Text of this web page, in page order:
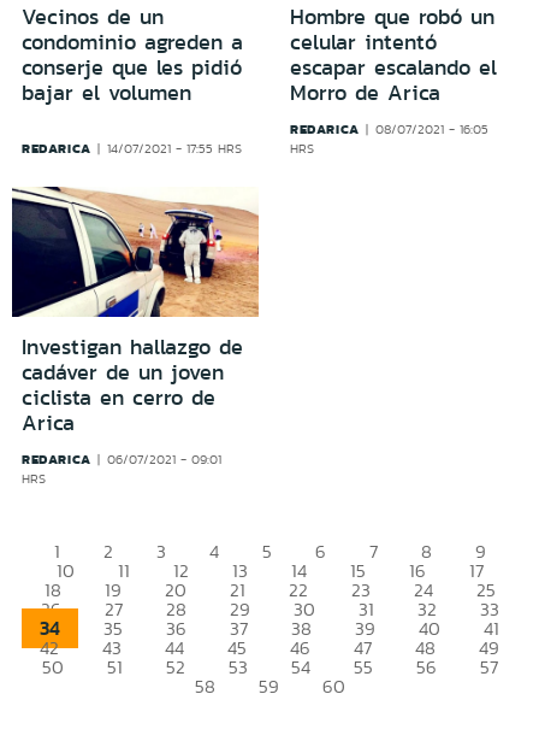
Vecinos de un
condominio agreden a
conserje que les pidió
bajar el volumen
REDARICA 14/07/2021 - 17:55 HRS
Hombre que robó un
celular intentó
escapar escalando el
Morro de Arica
REDARICA
08/07/2021 - 16:05
HRS
Investigan hallazgo de
cadáver de un joven
ciclista en cerro de
Arica
REDARICA
06/07/2021 - 09:01
HRS
1 2 3 4 5 6 7 8 9
10 11 12 13 14 15 16 17
18 19 20 21 22 23 24 25
26 27 28 29 30 31 32 33
34 35 36 37 38 39 40 41
42 43 44 45 46 47 48 49
50 51 52 53 54 55 56 57
58 59 60